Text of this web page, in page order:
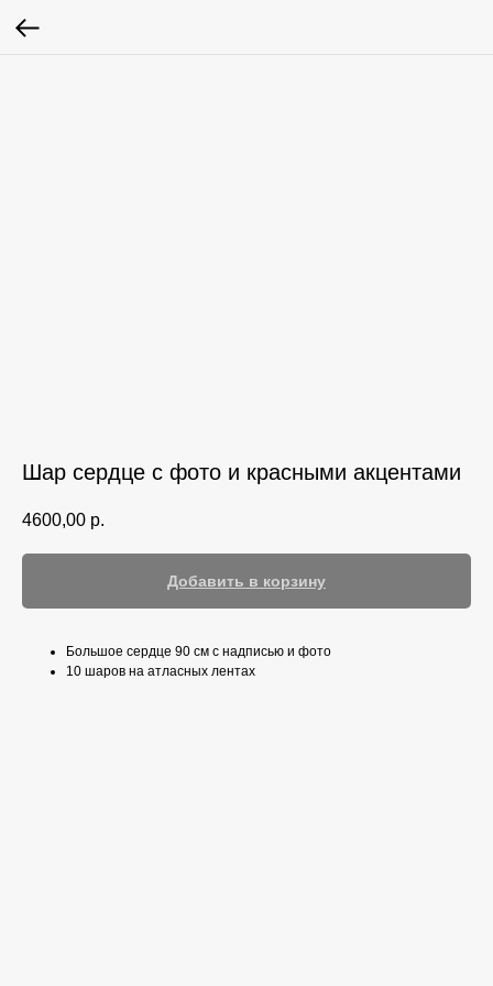
Шар сердце с фото и красными акцентами
4600,00 р.
Добавить в корзину
Большое сердце 90 см с надписью и фото
10 шаров на атласных лентах